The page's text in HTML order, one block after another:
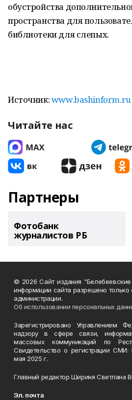
обустройства
пространства для
библиотеки для слепых.
Источник:www.bashinform.ru
Читайте нас
Партнеры
Фотобанк
журналистов РБ
© 2026 Сайт издания "Белебеевские
информации сайта разрешено только
администрации.
Об использовании персональных
Зарегистрировано Управлением
надзору в сфере связи,
массовых коммуникаций по
Свидетельство о регистрации
мая 2025 г.
Главный редактор Шириня Светлана
Эл. почта